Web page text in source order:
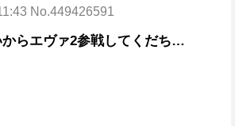
No.449426591
らエヴァ2参戦してくだち…